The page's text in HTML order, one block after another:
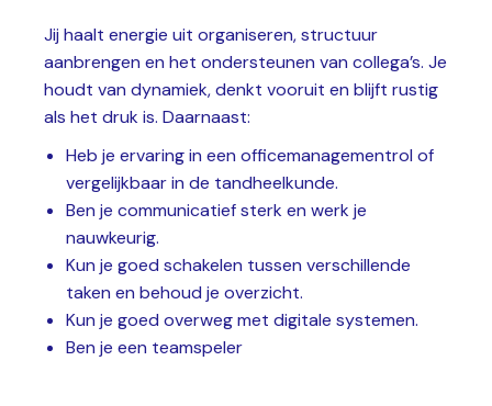
Jij haalt energie uit organiseren, structuur
aanbrengen en het ondersteunen van collega’s. Je
houdt van dynamiek, denkt vooruit en blijft rustig
als het druk is. Daarnaast:
Heb je ervaring in een officemanagementrol of
vergelijkbaar in de tandheelkunde.
Ben je communicatief sterk en werk je
nauwkeurig.
Kun je goed schakelen tussen verschillende
taken en behoud je overzicht.
Kun je goed overweg met digitale systemen.
Ben je een teamspeler